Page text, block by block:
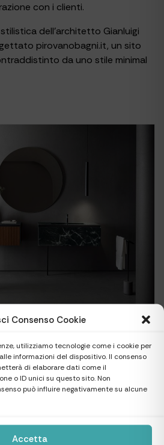
Consenso Cookie
utilizziamo tecnologie come i cookie per
informazioni del dispositivo. Il consenso
di elaborare dati come il
o ID unici su questo sito. Non
può influire negativamente su alcune
Accetta
con i clienti.
dell’architetto Gianluigi
pirovanobagni.it, un sito
da uno stile minimal